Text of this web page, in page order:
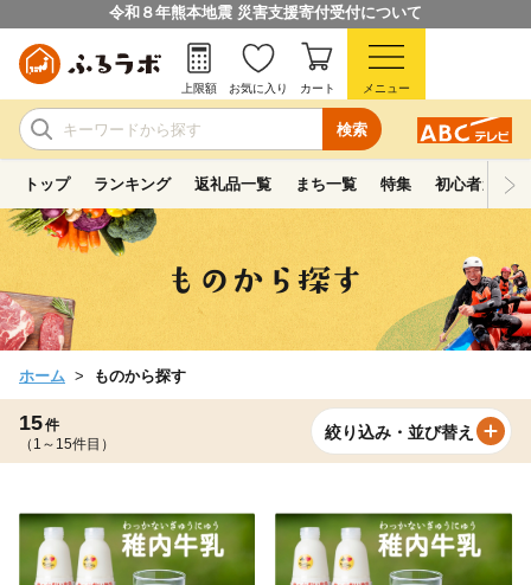
令和８年熊本地震 災害支援寄付受付について
検索
上限額 お気に入り カート メニュー
トップ ランキング 返礼品一覧 まち一覧 特集 初心者ガイド
ホーム ものから探す
15件
（1～15件目）
絞り込み・並び替え